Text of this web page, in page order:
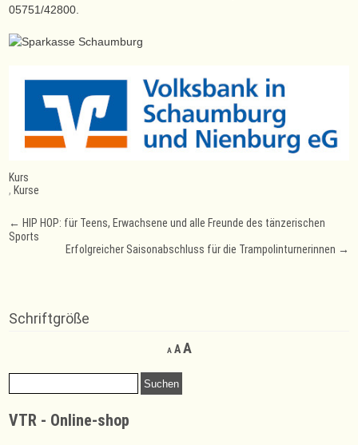
05751/42800.
Kurs
, Kurse
Post
navigation
← HIP HOP: für Teens, Erwachsene und alle Freunde des tänzerischen
Sports
Erfolgreicher Saisonabschluss für die Trampolinturnerinnen →
Schriftgröße
A
Decrease
font
AReset
size.
AIncrease
Suchen
nach:
VTR - Online-shop